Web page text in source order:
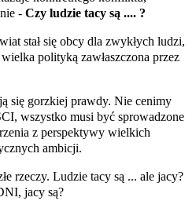
- Czy ludzie tacy są .... ?
stał się obcy dla zwykłych ludzi,
polityką zawłaszczona przez
się gorzkiej prawdy. Nie cenimy
wszystko musi być sprowadzone
z perspektywy wielkich
ambicji.
rzeczy. Ludzie tacy są ... ale jacy?
jacy są?